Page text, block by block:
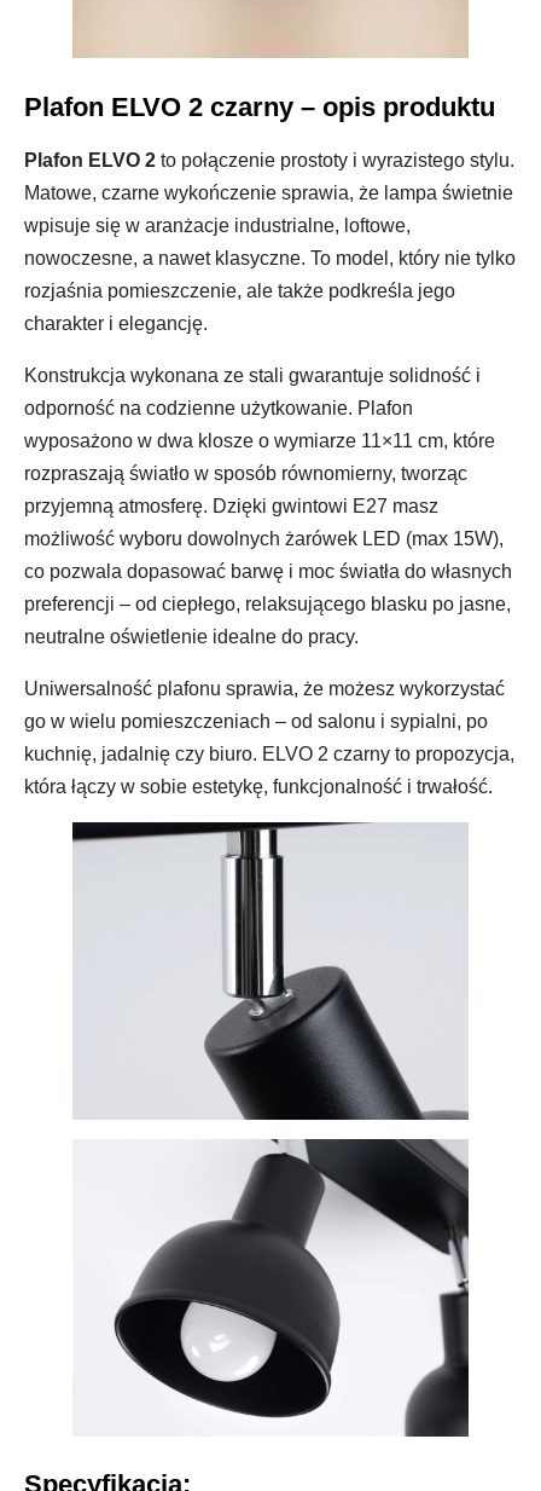
Plafon ELVO 2 czarny – opis produktu
Plafon ELVO 2 to połączenie prostoty i wyrazistego stylu.
Matowe, czarne wykończenie sprawia, że lampa świetnie
wpisuje się w aranżacje industrialne, loftowe,
nowoczesne, a nawet klasyczne. To model, który nie tylko
rozjaśnia pomieszczenie, ale także podkreśla jego
charakter i elegancję.
Konstrukcja wykonana ze stali gwarantuje solidność i
odporność na codzienne użytkowanie. Plafon
wyposażono w dwa klosze o wymiarze 11×11 cm, które
rozpraszają światło w sposób równomierny, tworząc
przyjemną atmosferę. Dzięki gwintowi E27 masz
możliwość wyboru dowolnych żarówek LED (max 15W),
co pozwala dopasować barwę i moc światła do własnych
preferencji – od ciepłego, relaksującego blasku po jasne,
neutralne oświetlenie idealne do pracy.
Uniwersalność plafonu sprawia, że możesz wykorzystać
go w wielu pomieszczeniach – od salonu i sypialni, po
kuchnię, jadalnię czy biuro. ELVO 2 czarny to propozycja,
która łączy w sobie estetykę, funkcjonalność i trwałość.
Specyfikacja: